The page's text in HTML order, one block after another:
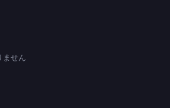
ら、生まれた環境や将来に悩む奈緒の苦悩を知
しまう。真相を聞き出そうと冬江の元に向か
ません